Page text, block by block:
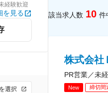
経験歓迎
を見る
選択
該当求人数 10 件
株式会社
PR営業／未
New 締切間